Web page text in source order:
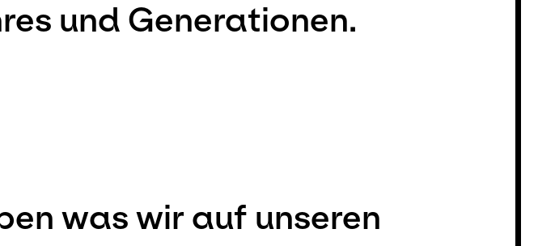
und Generationen.
was wir auf unseren